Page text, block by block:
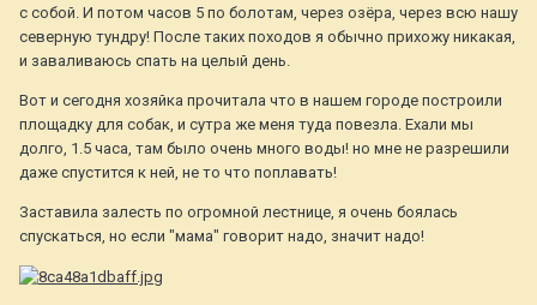
с собой. И потом часов 5 по болотам, через озёра, через всю нашу
северную тундру! После таких походов я обычно прихожу никакая,
и заваливаюсь спать на целый день.
Вот и сегодня хозяйка прочитала что в нашем городе построили
площадку для собак, и сутра же меня туда повезла. Ехали мы
долго, 1.5 часа, там было очень много воды! но мне не разрешили
даже спустится к ней, не то что поплавать!
Заставила залесть по огромной лестнице, я очень боялась
спускаться, но если "мама" говорит надо, значит надо!